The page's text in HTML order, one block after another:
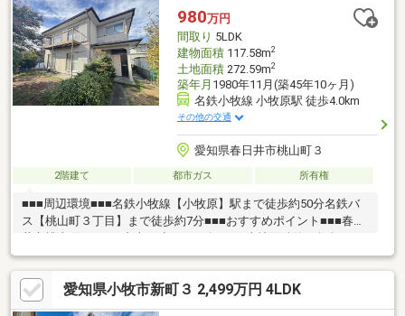
校 徒歩約18分・小牧市コミュニティ「入鹿出新田東」停 徒歩
約3分ご来店・ご案内可能でございます！ご希望のお日にちをお気
軽にご連絡下さいませ♪
980万円
間取り 5LDK
建物面積117.58m2
土地面積272.59m2
築年月 1980年11月(築45年10ヶ月)
名鉄小牧線 小牧原駅 徒歩4.0km
その他の交通
愛知県春日井市桃山町３
2階建て 都市ガス 所有権
■■■周辺環境■■■名鉄小牧線【小牧原】駅まで徒歩約50分名鉄バ
ス【桃山町３丁目】まで徒歩約7分■■■おすすめポイント■■■春日
ゆとりある敷地が魅力で、南側にはお庭スペースを確保。日当た
りも良好で明るい室内！開放感のある住環境で、ガーデニングや
お子様の遊び場など多目的に活用いただくことが可能です。広々
とした敷地を活かした住まいづくりが可能で、リノベーションプ
愛知県小牧市新町３ 2,499万円 4LDK